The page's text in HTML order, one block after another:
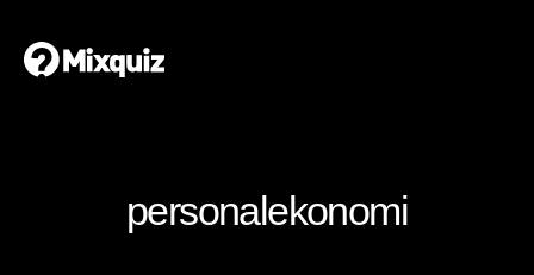
personalekonomi